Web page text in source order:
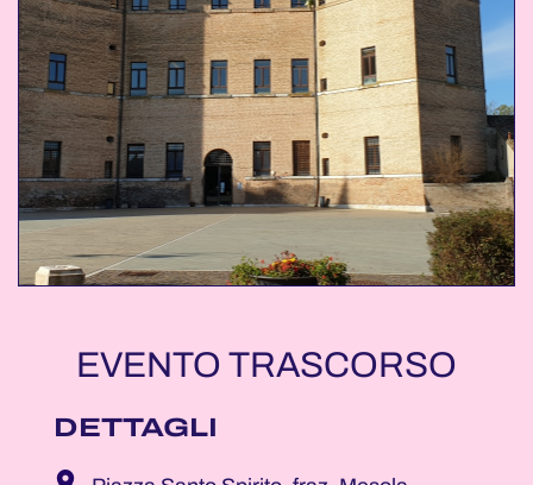
EVENTO TRASCORSO
DETTAGLI